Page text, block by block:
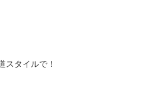
スタイルで！